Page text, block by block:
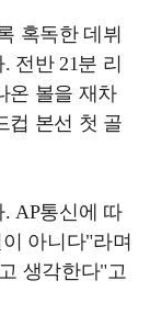
혹독한 데뷔
전반 21분 리
온 볼을 재차
컵 본선 첫 골
AP통신에 따
아니다"라며
생각한다"고